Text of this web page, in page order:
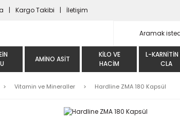
Kargo Takibi İletişim
AMINO ASIT
KILO VE
HACIM
L-KARNITIN
CLA
Vitamin ve Mineraller Hardline ZMA 180 Kapsül